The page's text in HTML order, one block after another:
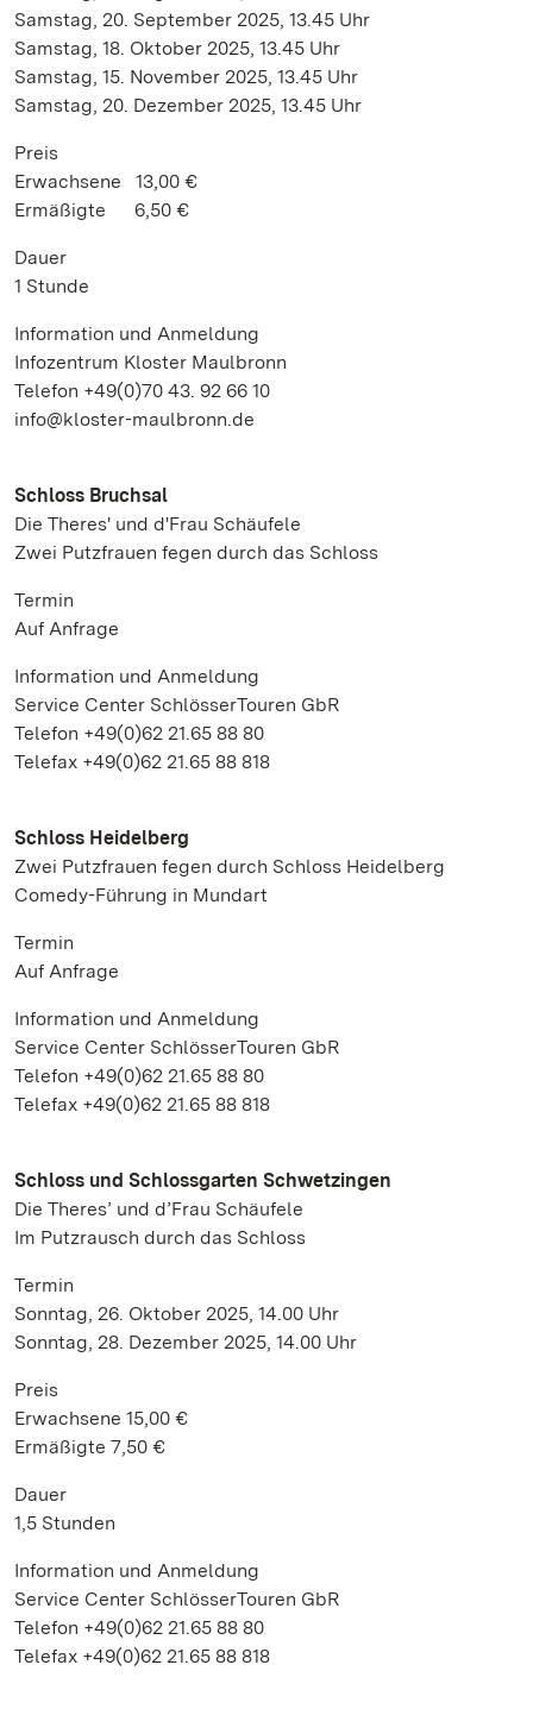
Samstag, 20. September 2025, 13.45 Uhr
Samstag, 18. Oktober 2025, 13.45 Uhr
Samstag, 15. November 2025, 13.45 Uhr
Samstag, 20. Dezember 2025, 13.45 Uhr
Preis
Erwachsene 13,00 €
Ermäßigte 6,50 €
Dauer
1 Stunde
Information und Anmeldung
Infozentrum Kloster Maulbronn
Telefon +49(0)70 43. 92 66 10
info@kloster-maulbronn.de
Schloss Bruchsal
Die Theres' und d'Frau Schäufele
Zwei Putzfrauen fegen durch das Schloss
Termin
Auf Anfrage
Information und Anmeldung
Service Center SchlösserTouren GbR
Telefon +49(0)62 21.65 88 80
Telefax +49(0)62 21.65 88 818
Schloss Heidelberg
Zwei Putzfrauen fegen durch Schloss Heidelberg
Comedy-Führung in Mundart
Termin
Auf Anfrage
Information und Anmeldung
Service Center SchlösserTouren GbR
Telefon +49(0)62 21.65 88 80
Telefax +49(0)62 21.65 88 818
Schloss und Schlossgarten Schwetzingen
Die Theres’ und d’Frau Schäufele
Im Putzrausch durch das Schloss
Termin
Sonntag, 26. Oktober 2025, 14.00 Uhr
Sonntag, 28. Dezember 2025, 14.00 Uhr
Preis
Erwachsene 15,00 €
Ermäßigte 7,50 €
Dauer
1,5 Stunden
Information und Anmeldung
Service Center SchlösserTouren GbR
Telefon +49(0)62 21.65 88 80
Telefax +49(0)62 21.65 88 818